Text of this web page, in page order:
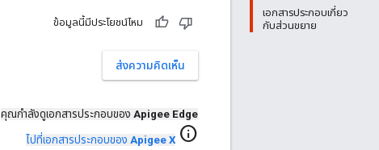
เอกสารประกอบเกี่ยว
กับส่วนขยาย
ข้อมูลนี้มีประโยชน์ไหม
ส่งความคิดเห็น
คุณกําลังดูเอกสารประกอบของ Apigee Edge
ไปที่เอกสารประกอบของ Apigee X info